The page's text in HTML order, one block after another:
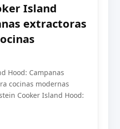
Island
extractoras
Hood: Campanas
cocinas modernas
Cooker Island Hood: